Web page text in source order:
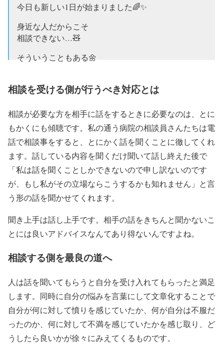
今日も新しい1日が始まりました🌈✨
身近な人だからこそ
相談できない…🧸
そういうこともある🌼
恋人だから
ライバルだから
遠い関係だからこそ
救いになることもある👼🏻♡#おは戦20720jg
今日も素敵な一日を🌈
— める❤︎ メルヘンエンジニア (@fairydreamytale) July
20, 2020
相談を受ける側が行うべき対応とは
相談が必要な方を相手に話をするときに必要なのは、とに
もかくにも傾聴です。私の通う病院の相談員さんたちは電
話で相談事をすると、とにかく話を聞くことに徹してくれ
ます。話している内容を聞くだけ聞いて話し終えた後で
「私は話を聞くことしかできないので申し訳ないのです
が、もし私がその立場ならこうするかも知れません」と言
う形の話を聞かせてくれます。
聞き上手は話し上手です。相手の話をきちんと聞かないこ
とには良いアドバイスなんてあり得ないんですよね。
相談する側を最良の道へ
人は話を聞いてもらうと自分を受け入れてもらったと満足
します。同時に自分の悩みを言葉にして文章化することで
自分が何に対して憤りを感じていたか、何が自分は不服だ
ったのか、何に対して不満を感じていたかを感じ取り、ど
うしたら良いかが徐々にみえてくるものです。